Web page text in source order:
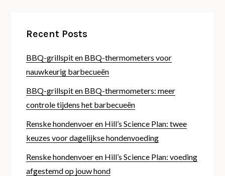
Recent Posts
BBQ-grillspit en BBQ-thermometers voor
nauwkeurig barbecueën
BBQ-grillspit en BBQ-thermometers: meer
controle tijdens het barbecueën
Renske hondenvoer en Hill’s Science Plan: twee
keuzes voor dagelijkse hondenvoeding
Renske hondenvoer en Hill’s Science Plan: voeding
afgestemd op jouw hond